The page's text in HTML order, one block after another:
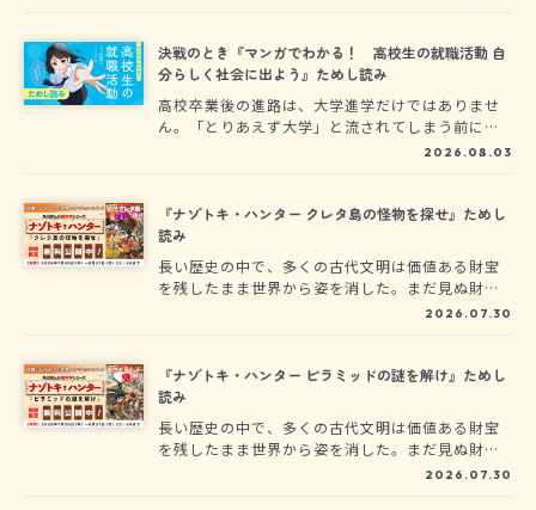
す。そんな人体の不思議を、親しみやすいイラス
トと最新の科学で圧倒的にわかりやすく解き明か
します！
決戦のとき『マンガでわかる！ 高校生の就職活動 自
分らしく社会に出よう』ためし読み
高校卒業後の進路は、大学進学だけではありませ
ん。「とりあえず大学」と流されてしまう前に、
就職という最短で自立できる選択肢があることも
方、会社見学のポイント、履歴書の書き方から面
接対策、入社後のリアルまで、就活の基本をマン
2026.08.03
『ナゾトキ・ハンター クレタ島の怪物を探せ』ためし
読み
長い歴史の中で、多くの古代文明は価値ある財宝
を残したまま世界から姿を消した。まだ見ぬ財宝
を求め、冒険家たちはナゾトキや危険なワナに守
リシアのクレタ島へ！ 牛の頭を持つ怪物・ミノ
タウロスの伝説を追い、生きては戻れないという
迷宮に挑む。はたして二人は、迷宮のナゾを解き
明かし、無事に脱出できるのか!?
2026.07.30
『ナゾトキ・ハンター ピラミッドの謎を解け』ためし
読み
長い歴史の中で、多くの古代文明は価値ある財宝
を残したまま世界から姿を消した。まだ見ぬ財宝
を求め、冒険家たちはナゾトキや危険なワナに守
2026.07.30